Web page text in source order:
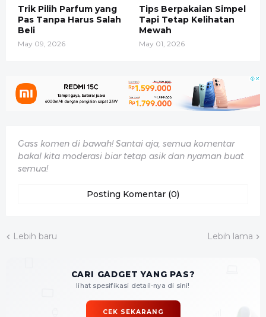
Trik Pilih Parfum yang
Pas Tanpa Harus Salah
Beli
May 09, 2026
Tips Berpakaian Simpel
Tapi Tetap Kelihatan
Mewah
May 01, 2026
Gass komen di bawah! Santai aja, semua komentar
bakal kita moderasi biar tetap asik dan nyaman buat
semua!
Posting Komentar (0)
Lebih baru Lebih lama
CARI GADGET YANG PAS?
lihat spesifikasi detail-nya di sini!
CEK SEKARANG